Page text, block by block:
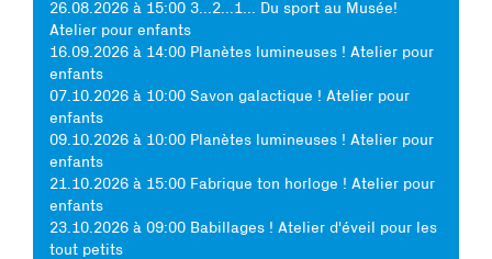
26.08.2026 à 15:00 3...2...1... Du sport au Musée!
Atelier pour enfants
16.09.2026 à 14:00 Planètes lumineuses ! Atelier pour
enfants
07.10.2026 à 10:00 Savon galactique ! Atelier pour
enfants
09.10.2026 à 10:00 Planètes lumineuses ! Atelier pour
enfants
21.10.2026 à 15:00 Fabrique ton horloge ! Atelier pour
enfants
23.10.2026 à 09:00 Babillages ! Atelier d'éveil pour les
tout petits